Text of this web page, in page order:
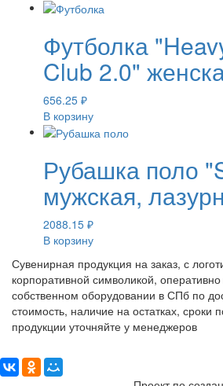
Футболка
Club 2.0"
656.25 ₽
В корзину
Рубашка поло
мужская,
2088.15 ₽
В корзину
Сувенирная продукция на заказ, с
корпоративной символикой,
собственном оборудовании в СПб по
стоимость, наличие на остатках, сроки
продукции уточняйте у менеджеров